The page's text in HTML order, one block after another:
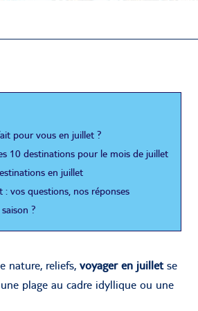
pour vous en juillet ?
10 destinations pour le mois de juillet
en juillet
vos questions, nos réponses
?
nature, reliefs, voyager en juilletse
plage au cadre idyllique ou une